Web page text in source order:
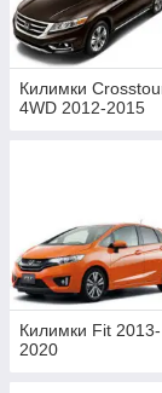
Килимки
4WD 2012-2015
Килимки Fit 2013-
2020